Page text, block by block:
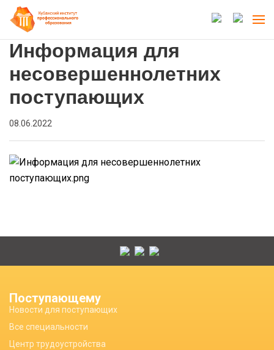
Информация для
несовершеннолетних
поступающих
08.06.2022
Поступающему
Новости для поступающих
Все специальности
Центр трудоустройства